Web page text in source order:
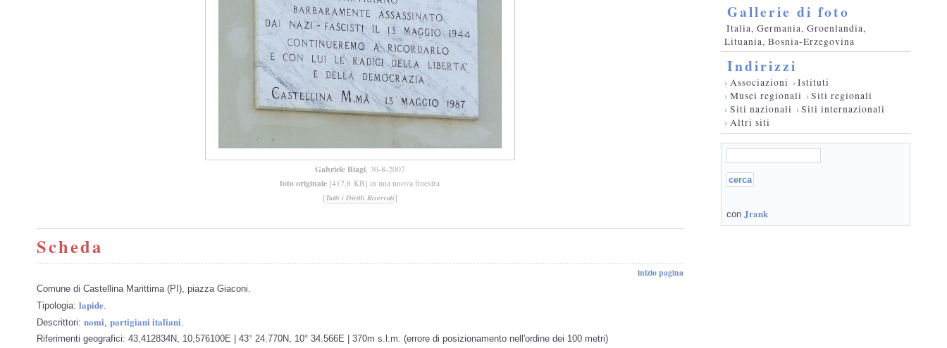
Gabriele Biagi, 30-8-2007
foto originale [417,8 KB] in una nuova finestra
[Tutti i Diritti Riservati]
Scheda
inizio pagina
Comune di Castellina Marittima (PI), piazza Giaconi.
Tipologia: lapide
Descrittori: nomi partigiani italiani
Riferimenti geografici: 43,412834N, 10,576100E | 43° 24.770N, 10° 34.566E | 370m s.l.m. (errore di posizionamento nell'ordine dei 100 metri)
Gallerie di foto
Italia, Germania, Groenlandia,
Lituania, Bosnia-Erzegovina
Indirizzi
› Associazioni ›Istituti
› Musei regionali ›Siti regionali
› Siti nazionali ›Siti internazionali
› Altri siti
con Jrank